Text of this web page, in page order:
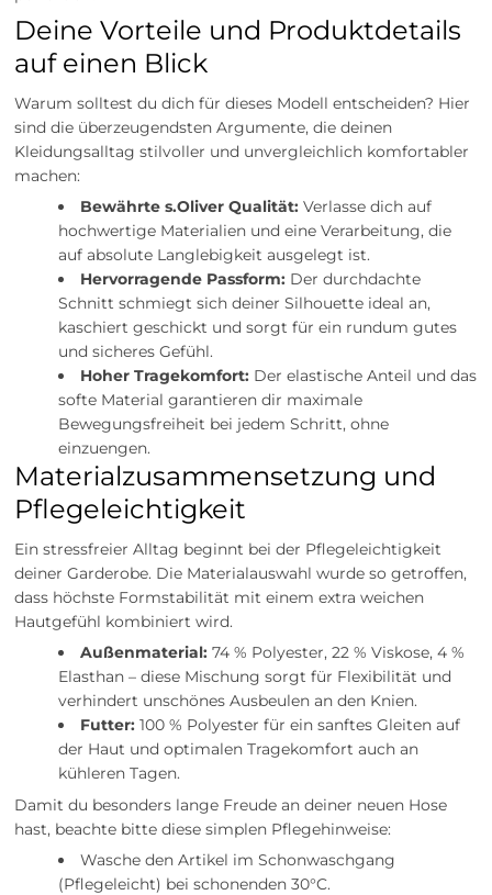
Deine Vorteile und Produktdetails
auf einen Blick
Warum solltest du dich für dieses Modell entscheiden? Hier
sind die überzeugendsten Argumente, die deinen
Kleidungsalltag stilvoller und unvergleichlich komfortabler
machen:
Bewährte s.Oliver Qualität: Verlasse dich auf
hochwertige Materialien und eine Verarbeitung, die
auf absolute Langlebigkeit ausgelegt ist.
Hervorragende Passform: Der durchdachte
Schnitt schmiegt sich deiner Silhouette ideal an,
kaschiert geschickt und sorgt für ein rundum gutes
und sicheres Gefühl.
Hoher Tragekomfort: Der elastische Anteil und das
softe Material garantieren dir maximale
Bewegungsfreiheit bei jedem Schritt, ohne
einzuengen.
Materialzusammensetzung und
Pflegeleichtigkeit
Ein stressfreier Alltag beginnt bei der Pflegeleichtigkeit
deiner Garderobe. Die Materialauswahl wurde so getroffen,
dass höchste Formstabilität mit einem extra weichen
Hautgefühl kombiniert wird.
Außenmaterial: 74 % Polyester, 22 % Viskose, 4 %
Elasthan – diese Mischung sorgt für Flexibilität und
verhindert unschönes Ausbeulen an den Knien.
Futter: 100 % Polyester für ein sanftes Gleiten auf
der Haut und optimalen Tragekomfort auch an
kühleren Tagen.
Damit du besonders lange Freude an deiner neuen Hose
hast, beachte bitte diese simplen Pflegehinweise:
Wasche den Artikel im Schonwaschgang
(Pflegeleicht) bei schonenden 30°C.